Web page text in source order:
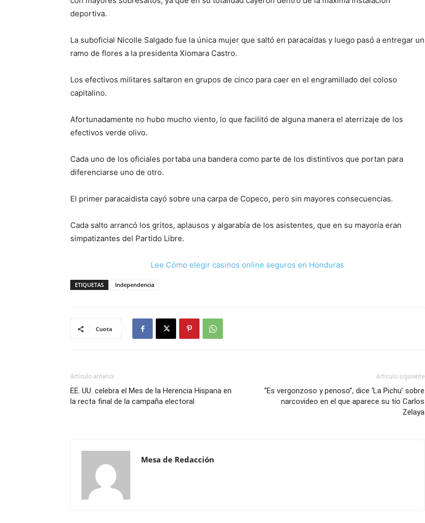
deportiva.
La suboficial Nicolle Salgado fue la única mujer que saltó en paracaídas y luego pasó a entregar un
ramo de flores a la presidenta Xiomara Castro.
Los efectivos militares saltaron en grupos de cinco para caer en el engramillado del coloso
capitalino.
Afortunadamente no hubo mucho viento, lo que facilitó de alguna manera el aterrizaje de los
efectivos verde olivo.
Cada uno de los oficiales portaba una bandera como parte de los distintivos que portan para
diferenciarse uno de otro.
El primer paracaidista cayó sobre una carpa de Copeco, pero sin mayores consecuencias.
Cada salto arrancó los gritos, aplausos y algarabía de los asistentes, que en su mayoría eran
simpatizantes del Partido Libre.
Lee Cómo elegir casinos online seguros en Honduras
ETIQUETAS Independencia
Cuota
Artículo anterior
EE. UU. celebra el Mes de la Herencia Hispana en
la recta final de la campaña electoral
Artículo siguiente
“Es vergonzoso y penoso”, dice ‘La Pichu’ sobre
narcovideo en el que aparece su tío Carlos
Zelaya
Mesa de Redacción